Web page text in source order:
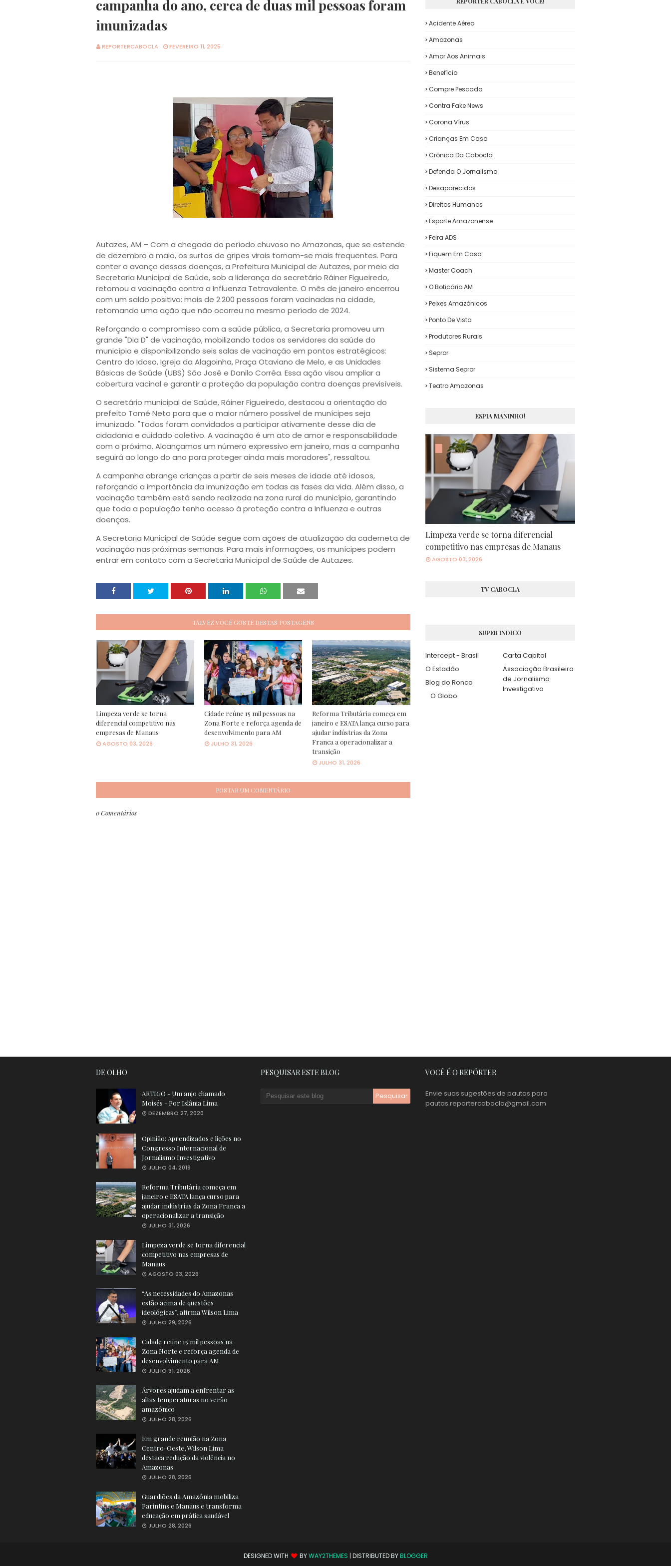
campanha do ano, cerca de duas mil pessoas foram
imunizadas
REPORTERCABOCLA FEVEREIRO 11, 2025
Autazes, AM – Com a chegada do período chuvoso no Amazonas, que se estende
de dezembro a maio, os surtos de gripes virais tornam-se mais frequentes. Para
conter o avanço dessas doenças, a Prefeitura Municipal de Autazes, por meio da
Secretaria Municipal de Saúde, sob a liderança do secretário Ráiner Figueiredo,
retomou a vacinação contra a Influenza Tetravalente. O mês de janeiro encerrou
com um saldo positivo: mais de 2.200 pessoas foram vacinadas na cidade,
retomando uma ação que não ocorreu no mesmo período de 2024.
Reforçando o compromisso com a saúde pública, a Secretaria promoveu um
grande "Dia D" de vacinação, mobilizando todos os servidores da saúde do
município e disponibilizando seis salas de vacinação em pontos estratégicos:
Centro do Idoso, Igreja da Alagoinha, Praça Otaviano de Melo, e as Unidades
Básicas de Saúde (UBS) São José e Danilo Corrêa. Essa ação visou ampliar a
cobertura vacinal e garantir a proteção da população contra doenças previsíveis.
O secretário municipal de Saúde, Ráiner Figueiredo, destacou a orientação do
prefeito Tomé Neto para que o maior número possível de munícipes seja
imunizado. "Todos foram convidados a participar ativamente desse dia de
cidadania e cuidado coletivo. A vacinação é um ato de amor e responsabilidade
com o próximo. Alcançamos um número expressivo em janeiro, mas a campanha
seguirá ao longo do ano para proteger ainda mais moradores", ressaltou.
A campanha abrange crianças a partir de seis meses de idade até idosos,
reforçando a importância da imunização em todas as fases da vida. Além disso, a
vacinação também está sendo realizada na zona rural do município, garantindo
que toda a população tenha acesso à proteção contra a Influenza e outras
doenças.
A Secretaria Municipal de Saúde segue com ações de atualização da caderneta de
vacinação nas próximas semanas. Para mais informações, os munícipes podem
entrar em contato com a Secretaria Municipal de Saúde de Autazes.
TALVEZ VOCÊ GOSTE DESTAS POSTAGENS
Limpeza verde se torna
diferencial competitivo nas
empresas de Manaus
AGOSTO 03, 2026
Cidade reúne 15 mil pessoas na
Zona Norte e reforça agenda de
desenvolvimento para AM
JULHO 31, 2026
Reforma Tributária começa em
janeiro e ESATA lança curso para
ajudar indústrias da Zona
Franca a operacionalizar a
transição
JULHO 31, 2026
POSTAR UM COMENTÁRIO
0 Comentários
Acidente Aéreo
Amazonas
Amor Aos Animais
Benefício
Compre Pescado
Contra Fake News
Corona Vírus
Crianças Em Casa
Crônica Da Cabocla
Defenda O Jornalismo
Desaparecidos
Direitos Humanos
Esporte Amazonense
Feira ADS
Fiquem Em Casa
Master Coach
O Boticário AM
Peixes Amazônicos
Ponto De Vista
Produtores Rurais
Sepror
Sistema Sepror
Teatro Amazonas
ESPIA MANINHO!
Limpeza verde se torna diferencial
competitivo nas empresas de Manaus
AGOSTO 03, 2026
TV CABOCLA
SUPER INDICO
Intercept - Brasil
Carta Capital
O Estadão
Associação Brasileira
de Jornalismo
Investigativo
Blog do Ronco
O Globo
DE OLHO
ARTIGO - Um anjo chamado
Moisés - Por Islânia Lima
DEZEMBRO 27, 2020
Opinião: Aprendizados e lições no
Congresso Internacional de
Jornalismo Investigativo
JULHO 04, 2019
Reforma Tributária começa em
janeiro e ESATA lança curso para
ajudar indústrias da Zona Franca a
operacionalizar a transição
JULHO 31, 2026
Limpeza verde se torna diferencial
competitivo nas empresas de
Manaus
AGOSTO 03, 2026
“As necessidades do Amazonas
estão acima de questões
ideológicas”, afirma Wilson Lima
JULHO 29, 2026
Cidade reúne 15 mil pessoas na
Zona Norte e reforça agenda de
desenvolvimento para AM
JULHO 31, 2026
Árvores ajudam a enfrentar as
altas temperaturas no verão
amazônico
JULHO 28, 2026
Em grande reunião na Zona
Centro-Oeste, Wilson Lima
destaca redução da violência no
Amazonas
JULHO 28, 2026
Guardiões da Amazônia mobiliza
Parintins e Manaus e transforma
educação em prática saudável
JULHO 28, 2026
PESQUISAR ESTE BLOG VOCÊ É O REPÓRTER
Envie suas sugestões de pautas para
pautas.reportercabocla@gmail.com
DESIGNED WITH BYWAY2THEMES | DISTRIBUTED BYBLOGGER